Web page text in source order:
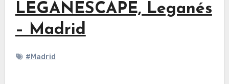
LEGANESCAPE, Leganés
– Madrid
#Madrid